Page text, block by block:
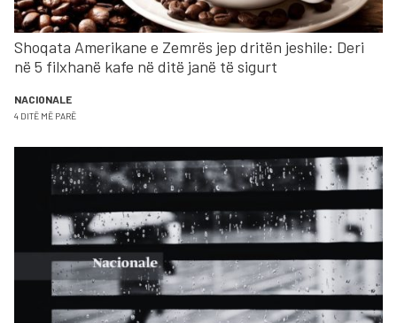
Shoqata Amerikane e Zemrës jep dritën jeshile: Deri
në 5 filxhanë kafe në ditë janë të sigurt
NACIONALE
4 DITË MË PARË